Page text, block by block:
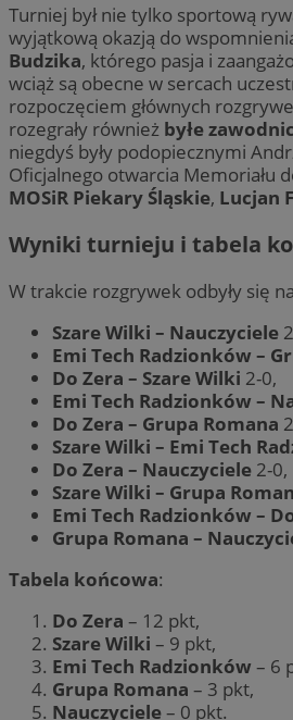
Turniej był nie tylko sportową
wyjątkową okazją do
Budzika, którego pasja i
wciąż są obecne w sercach
rozpoczęciem głównych
rozegrały również byłe
niegdyś były podopiecznymi
Oficjalnego otwarcia Memoriału
MOSiR Piekary Śląskie, Lucjan
Wyniki turnieju i tabela
W trakcie rozgrywek odbyły się
Szare Wilki – Nauczyciele
Emi Tech Radzionków –
Do Zera – Szare Wilki 2-0,
Emi Tech Radzionków –
Do Zera – Grupa Romana
Szare Wilki – Emi Tech
Do Zera – Nauczyciele 2-0,
Szare Wilki – Grupa
Emi Tech Radzionków –
Grupa Romana –
Tabela końcowa:
Do Zera – 12 pkt,
Szare Wilki – 9 pkt,
Emi Tech Radzionków – 6
Grupa Romana – 3 pkt,
Nauczyciele– 0 pkt.